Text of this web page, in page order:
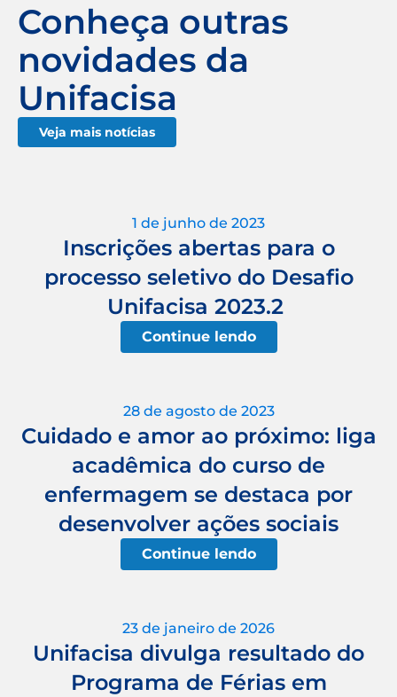
Conheça outras
novidades da
Unifacisa
Veja mais notícias
1 de junho de 2023
Inscrições abertas para o
processo seletivo do Desafio
Unifacisa 2023.2
Continue lendo
28 de agosto de 2023
Cuidado e amor ao próximo: liga
acadêmica do curso de
enfermagem se destaca por
desenvolver ações sociais
Continue lendo
23 de janeiro de 2026
Unifacisa divulga resultado do
Programa de Férias em